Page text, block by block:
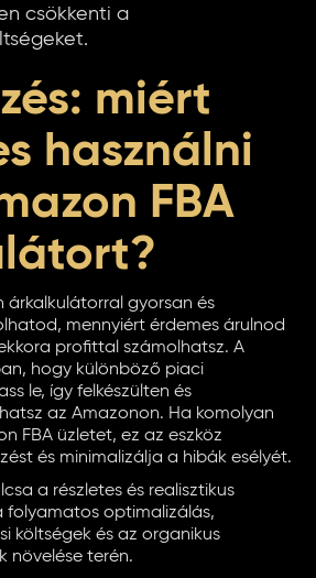
csökkenti a
miért
használni
FBA
árkalkulátorral gyorsan és
mennyiért érdemes árulnod
profittal számolhatsz. A
hogy különböző piaci
le, így felkészülten és
az Amazonon. Ha komolyan
FBA üzletet, ez az eszköz
és minimalizálja a hibák esélyét.
a részletes és realisztikus
folyamatos optimalizálás,
költségek és az organikus
növelése terén.